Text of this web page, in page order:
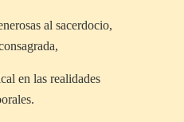
al sacerdocio,
en las realidades